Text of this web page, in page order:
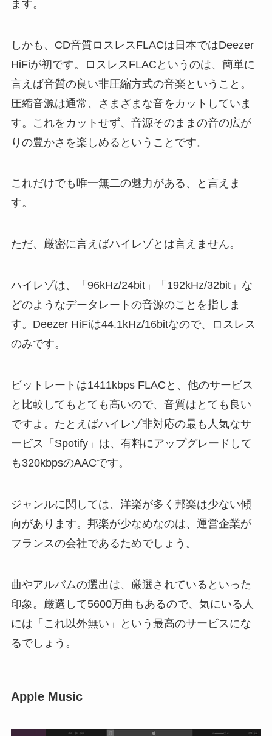
ます。
しかも、CD音質ロスレスFLACは日本ではDeezer
HiFiが初です。ロスレスFLACというのは、簡単に
言えば音質の良い非圧縮方式の音楽ということ。
圧縮音源は通常、さまざまな音をカットしていま
す。これをカットせず、音源そのままの音の広が
りの豊かさを楽しめるということです。
これだけでも唯一無二の魅力がある、と言えま
す。
ただ、厳密に言えばハイレゾとは言えません。
ハイレゾは、「96kHz/24bit」「192kHz/32bit」な
どのようなデータレートの音源のことを指しま
す。Deezer HiFiは44.1kHz/16bitなので、ロスレス
のみです。
ビットレートは1411kbps FLACと、他のサービス
と比較してもとても高いので、音質はとても良い
ですよ。たとえばハイレゾ非対応の最も人気なサ
ービス「Spotify」は、有料にアップグレードして
も320kbpsのAACです。
ジャンルに関しては、洋楽が多く邦楽は少ない傾
向があります。邦楽が少なめなのは、運営企業が
フランスの会社であるためでしょう。
曲やアルバムの選出は、厳選されているといった
印象。厳選して5600万曲もあるので、気にいる人
には「これ以外無い」という最高のサービスにな
るでしょう。
Apple Music